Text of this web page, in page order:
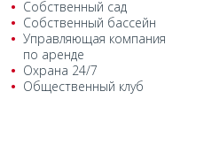
Собственный сад
Собственный бассейн
Управляющая компания
по аренде
Охрана 24/7
Общественный клуб